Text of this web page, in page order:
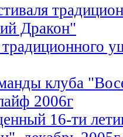
Дракон"
традиционного
клуба
2006г
16-ти